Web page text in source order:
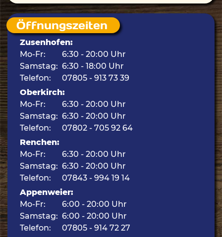
Öffnungszeiten
Zusenhofen:
Mo-Fr:
Samstag:
Telefon:
6:30 - 20:00 Uhr
6:30 - 18:00 Uhr
07805 - 913 73 39
Oberkirch:
Mo-Fr:
Samstag:
Telefon:
6:30 - 20:00 Uhr
6:30 - 20:00 Uhr
07802 - 705 92 64
Renchen:
Mo-Fr:
Samstag:
Telefon:
6:30 - 20:00 Uhr
6:30 - 20:00 Uhr
07843 - 994 19 14
Appenweier:
Mo-Fr:
Samstag:
Telefon:
6:00 - 20:00 Uhr
6:00 - 20:00 Uhr
07805 - 914 72 27